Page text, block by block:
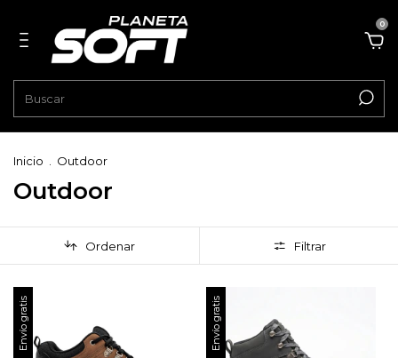
0
Inicio Outdoor
Outdoor
Ordenar Filtrar
Envío gratis Envío gratis